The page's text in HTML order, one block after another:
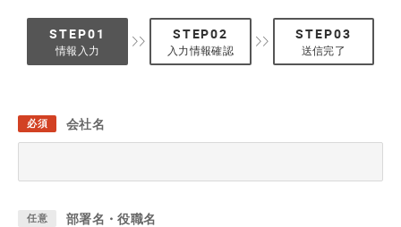
情報入力 入力情報確認 送信完了
必須 会社名
任意 部署名・役職名